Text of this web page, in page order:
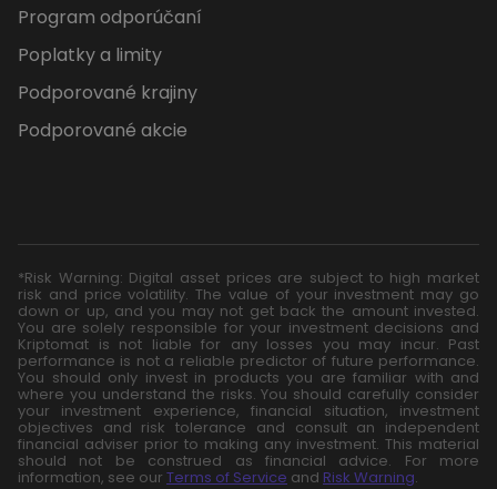
Program odporúčaní
Poplatky a limity
Podporované krajiny
Podporované akcie
*Risk Warning: Digital asset prices are subject to high market
risk and price volatility. The value of your investment may go
down or up, and you may not get back the amount invested.
You are solely responsible for your investment decisions and
Kriptomat is not liable for any losses you may incur. Past
performance is not a reliable predictor of future performance.
You should only invest in products you are familiar with and
where you understand the risks. You should carefully consider
your investment experience, financial situation, investment
objectives and risk tolerance and consult an independent
financial adviser prior to making any investment. This material
should not be construed as financial advice. For more
information, see our Terms of Service and Risk Warning.